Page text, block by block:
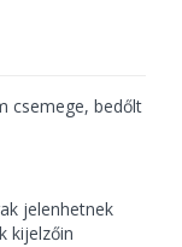
csemege, bedőlt
jelenhetnek
kijelzőin